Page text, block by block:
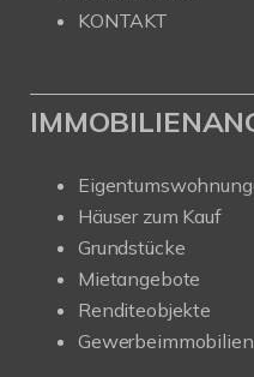
KONTAKT
Häuser zum Kauf
Grundstücke
Mietangebote
Renditeobjekte
Gewerbeimmobilien